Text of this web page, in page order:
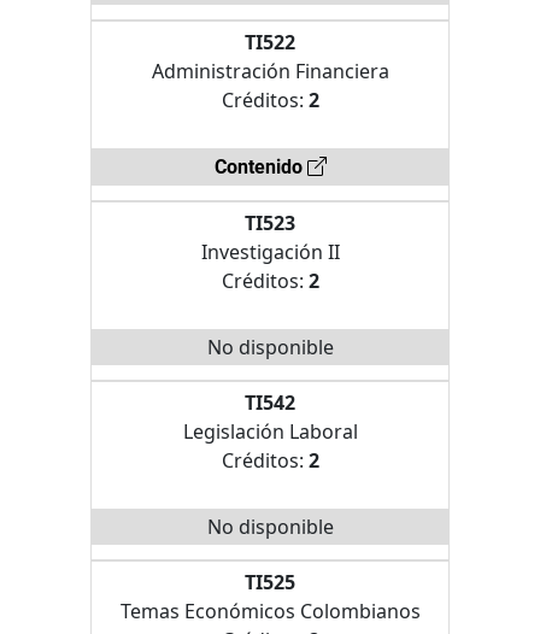
TI522
Administración Financiera
Créditos: 2
Contenido
TI523
Investigación II
Créditos: 2
No disponible
TI542
Legislación Laboral
Créditos: 2
No disponible
TI525
Temas Económicos Colombianos